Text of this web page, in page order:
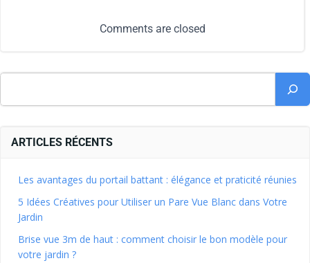
Comments are closed
ARTICLES RÉCENTS
Les avantages du portail battant : élégance et praticité réunies
5 Idées Créatives pour Utiliser un Pare Vue Blanc dans Votre
Jardin
Brise vue 3m de haut : comment choisir le bon modèle pour
votre jardin ?